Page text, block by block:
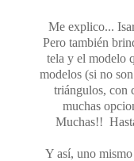
Me explico...
Pero también
tela y el modelo
modelos (si no
triángulos, con
muchas
Muchas!!
Y así, uno